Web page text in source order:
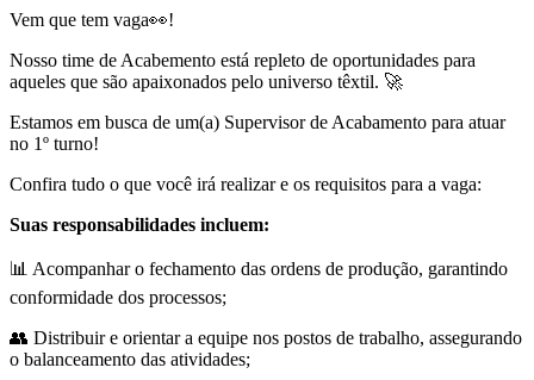
Vem que tem vaga👀!
Nosso time de Acabemento está repleto de oportunidades para
aqueles que são apaixonados pelo universo têxtil. 🚀
Estamos em busca de um(a) Supervisor de Acabamento para atuar
no 1º turno!
Confira tudo o que você irá realizar e os requisitos para a vaga:
Suas responsabilidades incluem:
📊 Acompanhar o fechamento das ordens de produção, garantindo
conformidade dos processos;
👥 Distribuir e orientar a equipe nos postos de trabalho, assegurando
o balanceamento das atividades;